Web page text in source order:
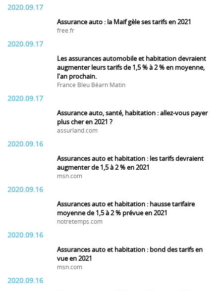
2020.09.17
Assurance auto : la Maif gèle ses tarifs en 2021
free.fr
2020.09.17
Les assurances automobile et habitation devraient
augmenter leurs tarifs de 1,5 % à 2 % en moyenne,
l'an prochain.
France Bleu Béarn Matin
2020.09.17
Assurance auto, santé, habitation : allez-vous payer
plus cher en 2021 ?
assurland.com
2020.09.16
Assurances auto et habitation : les tarifs devraient
augmenter de 1,5 à 2 % en 2021
msn.com
2020.09.16
Assurances auto et habitation : hausse tarifaire
moyenne de 1,5 à 2 % prévue en 2021
notretemps.com
2020.09.16
Assurances auto et habitation : bond des tarifs en
vue en 2021
msn.com
2020.09.16